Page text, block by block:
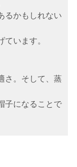
るかもしれない
います。
さ。そして、蒸
子になることで